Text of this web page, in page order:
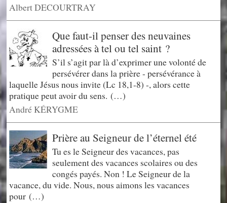
Albert DECOURTRAY
Que faut-il penser des neuvaines
adressées à tel ou tel saint ?
S’il s’agit par là d’exprimer une volonté de
persévérer dans la prière - persévérance à
laquelle Jésus nous invite (Lc 18,1-8) -, alors cette
pratique peut avoir du sens. (…)
André KÉRYGME
Prière au Seigneur de l’éternel été
Tu es le Seigneur des vacances, pas
seulement des vacances scolaires ou des
congés payés. Non ! Le Seigneur de la
vacance, du vide. Nous, nous aimons les vacances
pour (…)